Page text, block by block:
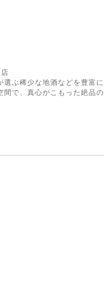
ぶ稀少な地酒などを豊富に
で、真心がこもった絶品